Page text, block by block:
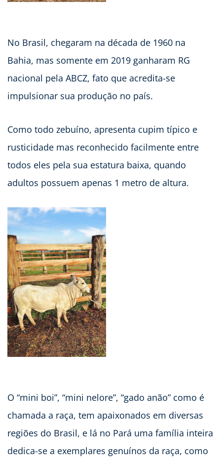
No Brasil, chegaram na década de 1960 na
Bahia, mas somente em 2019 ganharam RG
nacional pela ABCZ, fato que acredita-se
impulsionar sua produção no país.
Como todo zebuíno, apresenta cupim típico e
rusticidade mas reconhecido facilmente entre
todos eles pela sua estatura baixa, quando
adultos possuem apenas 1 metro de altura.
O “mini boi”, “mini nelore”, “gado anão” como é
chamada a raça, tem apaixonados em diversas
regiões do Brasil, e lá no Pará uma família inteira
dedica-se a exemplares genuínos da raça, como